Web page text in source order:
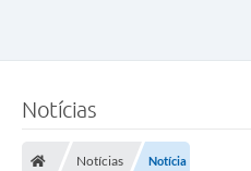
Notícias
Notícias Notícia